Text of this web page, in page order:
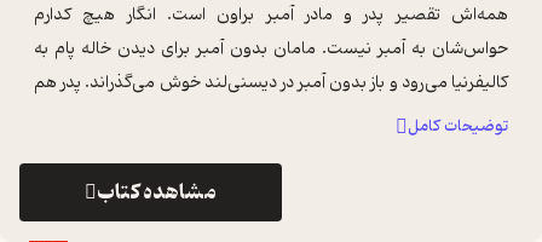
همه‌‌اش تقصیر پدر و مادر آمبر براون است. انگار هیچ کدارم
حواس‌شان به آمبر نیست. مامان بدون آمبر برای دیدن خاله پام به
کالیفرنیا می‌رود و باز بدون آمبر در دیسنی‌لند خوش می‌گذراند. پدر هم
وقتی قرار است ...
توضیحات کامل
مشاهده کتاب